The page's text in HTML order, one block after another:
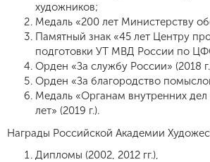
художников;
Медаль «200 лет Министерству
Памятный знак «45 лет Центру
подготовки УТ МВД России по
Орден «За службу России» (2018
Орден «За благородство
Медаль «Органам внутренних дел
лет» (2019 г.).
Награды Российской Академии
Дипломы (2002, 2012 гг.),